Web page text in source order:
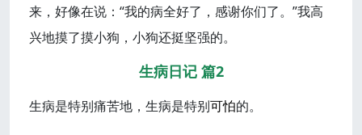
来，好像在说：“我的病全好了，感谢你们了。”我高
兴地摸了摸小狗，小狗还挺坚强的。
生病日记 篇2
生病是特别痛苦地，生病是特别可怕的。